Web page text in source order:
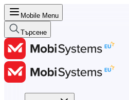
Mobile Menu
Търсене